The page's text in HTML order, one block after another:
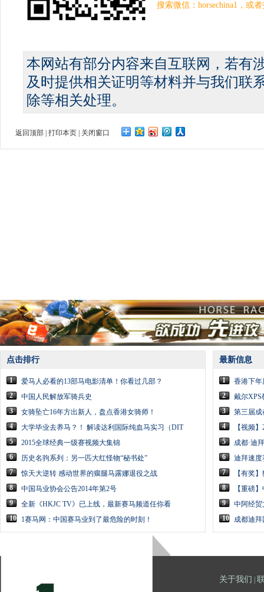
搜索微信：horsechina1，或
本网站有部分内容来自互联网，若有
及时提供相关证明等材料并与我们联
除等相关处理。
返回顶部 打印本页 关闭窗口
点击排行
1
爱马人必看的13部马电影清单！你看过几部？
2
中国人民解放军骑兵史
3
女骑坠亡16年方出新人，盘点香港女骑师！
4
大学毕业去养马？！ 解读达利国际纯血马实习（DIT
5
2015全球经典一级赛视频大集锦
6
历史名驹系列：另一匹大红怪物“秘书处”
7
惊天大逆转 感动世界的瘸腿马露娜退役之战
8
中国马业协会公告2014年第2号
9
全新《HKJC TV》已上线，最新赛马频道任你看
10
1赛马网：中国赛马业到了最危险的时刻！
最新信息
1
香港下年
2
戴尔XPS
3
第三届成
4
【视频
5
成都·迪
6
迪拜速度
7
【有奖
8
【重磅
9
中阿经贸
10
成都迪
关于我们